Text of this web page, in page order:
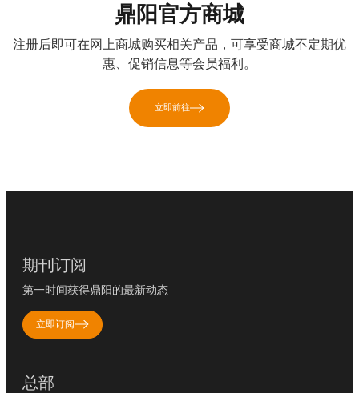
鼎阳官方商城
注册后即可在网上商城购买相关产品，可享受商城不定期优
惠、促销信息等会员福利。
立即前往
期刊订阅
第一时间获得鼎阳的最新动态
立即订阅
总部